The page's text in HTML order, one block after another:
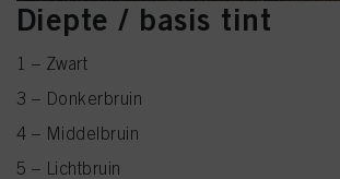
Diepte / basis tint
1 – Zwart
3 – Donkerbruin
4 – Middelbruin
5 – Lichtbruin